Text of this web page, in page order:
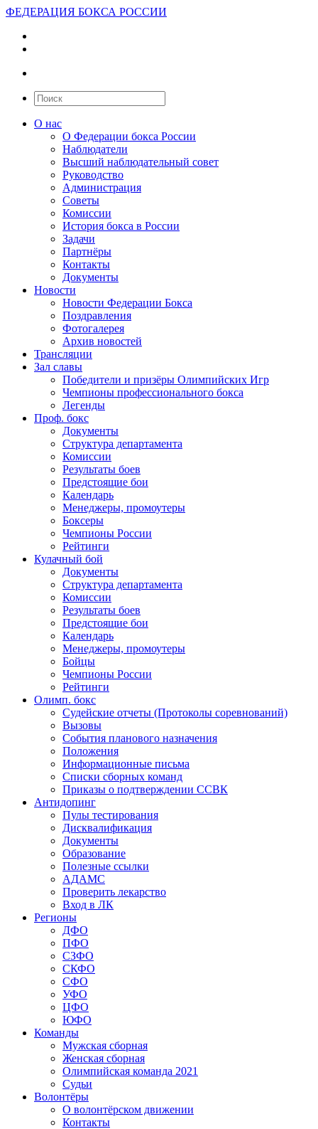
ФЕДЕРАЦИЯ БОКСА РОССИИ
О нас
О Федерации бокса России
Наблюдатели
Высший наблюдательный совет
Руководство
Администрация
Советы
Комиссии
История бокса в России
Задачи
Партнёры
Контакты
Документы
Новости
Новости Федерации Бокса
Поздравления
Фотогалерея
Архив новостей
Трансляции
Зал славы
Победители и призёры Олимпийских Игр
Чемпионы профессионального бокса
Легенды
Проф. бокс
Документы
Структура департамента
Комиссии
Результаты боев
Предстоящие бои
Календарь
Менеджеры, промоутеры
Боксеры
Чемпионы России
Рейтинги
Кулачный бой
Документы
Структура департамента
Комиссии
Результаты боев
Предстоящие бои
Календарь
Менеджеры, промоутеры
Бойцы
Чемпионы России
Рейтинги
Олимп. бокс
Судейские отчеты (Протоколы соревнований)
Вызовы
События планового назначения
Положения
Информационные письма
Списки сборных команд
Приказы о подтверждении ССВК
Антидопинг
Пулы тестирования
Дисквалификация
Документы
Образование
Полезные ссылки
АДАМС
Проверить лекарство
Вход в ЛК
Регионы
ДФО
ПФО
СЗФО
СКФО
СФО
УФО
ЦФО
ЮФО
Команды
Мужская сборная
Женская сборная
Олимпийская команда 2021
Судьи
Волонтёры
О волонтёрском движении
Контакты